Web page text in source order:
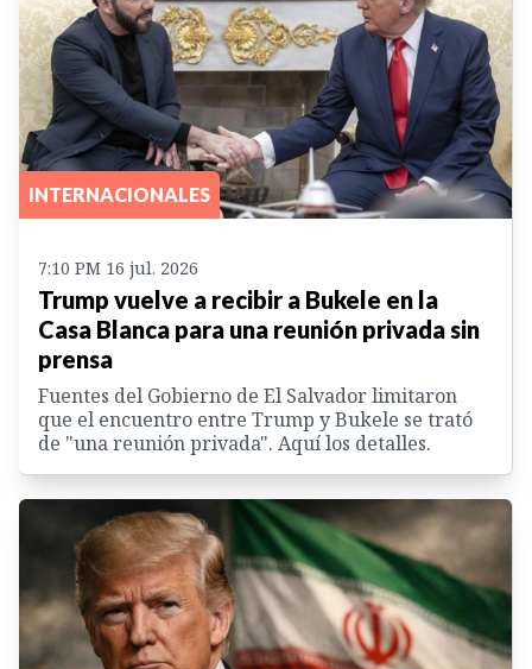
INTERNACIONALES
7:10 PM 16 jul. 2026
Trump vuelve a recibir a Bukele en la
Casa Blanca para una reunión privada sin
prensa
Fuentes del Gobierno de El Salvador limitaron
que el encuentro entre Trump y Bukele se trató
de "una reunión privada". Aquí los detalles.